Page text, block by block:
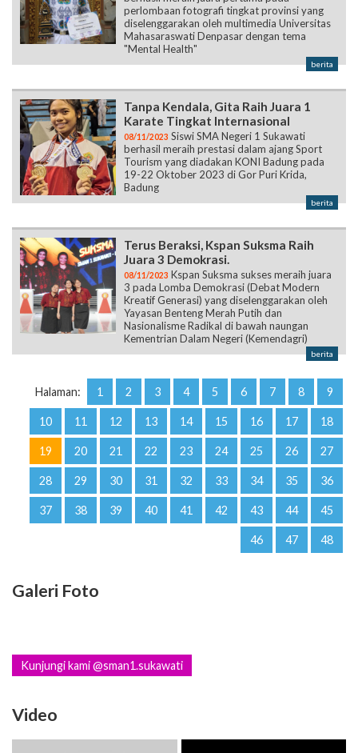
perlombaan fotografi tingkat provinsi yang
diselenggarakan oleh multimedia Universitas
Mahasaraswati Denpasar dengan tema
"Mental Health"
berita
Tanpa Kendala, Gita Raih Juara 1
Karate Tingkat Internasional
08/11/2023 Siswi SMA Negeri 1 Sukawati
berhasil meraih prestasi dalam ajang Sport
Tourism yang diadakan KONI Badung pada
19-22 Oktober 2023 di Gor Puri Krida,
Badung
berita
Terus Beraksi, Kspan Suksma Raih
Juara 3 Demokrasi.
08/11/2023 Kspan Suksma sukses meraih juara
3 pada Lomba Demokrasi (Debat Modern
Kreatif Generasi) yang diselenggarakan oleh
Yayasan Benteng Merah Putih dan
Nasionalisme Radikal di bawah naungan
Kementrian Dalam Negeri (Kemendagri)
berita
Halaman: 1 2 3 4 5 6 7 8 9
10 11 12 13 14 15 16 17 18
19 20 21 22 23 24 25 26 27
28 29 30 31 32 33 34 35 36
37 38 39 40 41 42 43 44 45
46 47 48
Galeri Foto
Kunjungi kami @sman1.sukawati
Video